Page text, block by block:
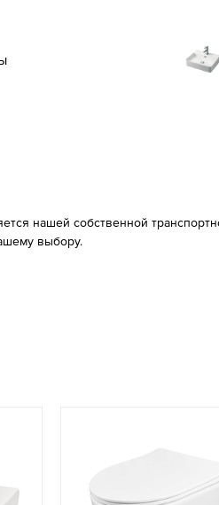
нашей собственной
выбору.